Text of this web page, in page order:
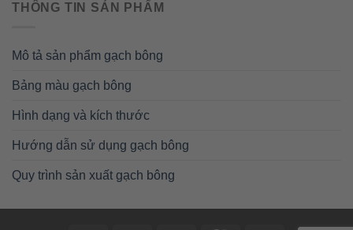
THÔNG TIN SẢN PHẨM
Mô tả sản phẩm gạch bông
Bảng màu gạch bông
Hình dạng và kích thước
Hướng dẫn sử dụng gạch bông
Quy trình sản xuất gạch bông